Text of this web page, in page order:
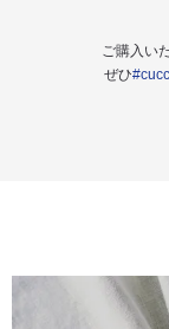
ご購入い
ぜひ